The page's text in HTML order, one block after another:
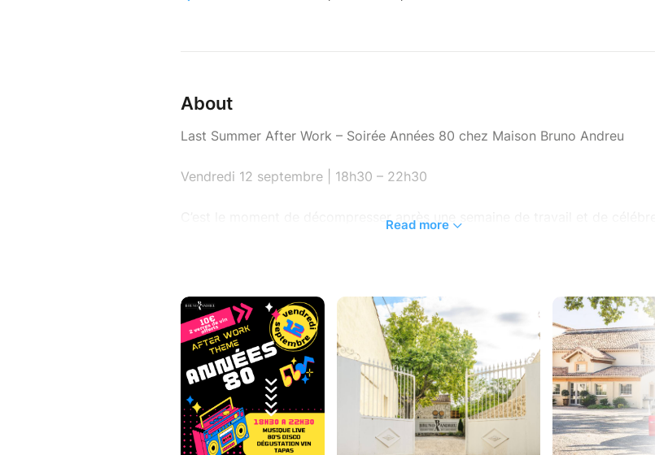
About
Last Summer After Work – Soirée Années 80 chez Maison Bruno Andreu
Vendredi 12 septembre | 18h30 – 22h30
C’est le moment de décompresser après une semaine de travail et de célébrer
Dress code: Disco! Surprises pour les plus originaux.
Billet 10€ : comprend 2 verres de dégustation de nos vins, avec ou sans
alcool.
Envie de grignoter ? Profitez de nos pizzas vendues à la pièce sur place.
Découvrez notre nouvelle sélection de vins et repartez avec vos coups de
cœur à prix caveau.
Read more